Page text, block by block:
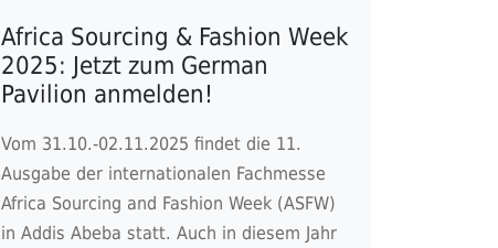
Africa Sourcing & Fashion Week
2025: Jetzt zum German
Pavilion anmelden!
Vom 31.10.-02.11.2025 findet die 11.
Ausgabe der internationalen Fachmesse
Africa Sourcing and Fashion Week (ASFW)
in Addis Abeba statt. Auch in diesem Jahr